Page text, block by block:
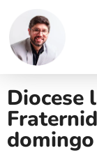
Diocese
domingo